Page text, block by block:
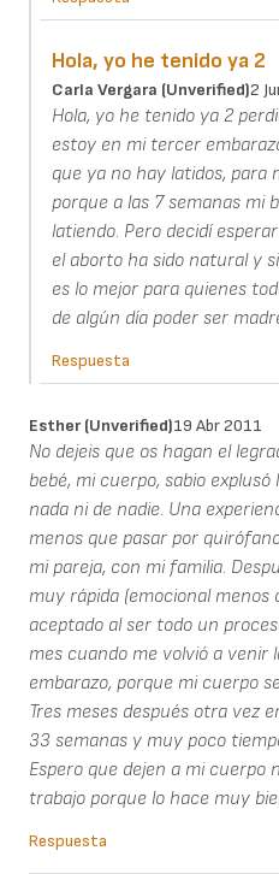
Hola, yo he tenido ya 2
Carla Vergara (unverified)2
Hola, yo he tenido ya 2
estoy en mi tercer
que ya no hay latidos,
porque a las 7 semanas mi
latiendo. Pero decidí
el aborto ha sido natural y
es lo mejor para quienes
de algún día poder ser
Respuesta
Esther (unverified)19 Abr 2011
No dejeis que os hagan el
bebé, mi cuerpo, sabio
nada ni de nadie. Una
menos que pasar por
mi pareja, con mi familia.
muy rápida (emocional menos
aceptado al ser todo un
mes cuando me volvió a venir
embarazo, porque mi cuerpo
Tres meses después otra vez
33 semanas y muy poco
Espero que dejen a mi cuerpo
trabajo porque lo hace muy
Respuesta